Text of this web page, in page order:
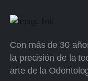
Con más de 30
la precisión de la
arte de la